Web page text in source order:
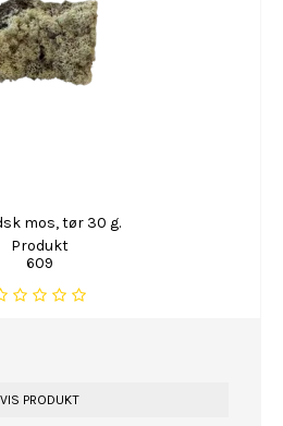
mos, tør 30 g.
Produkt
609
VIS PRODUKT